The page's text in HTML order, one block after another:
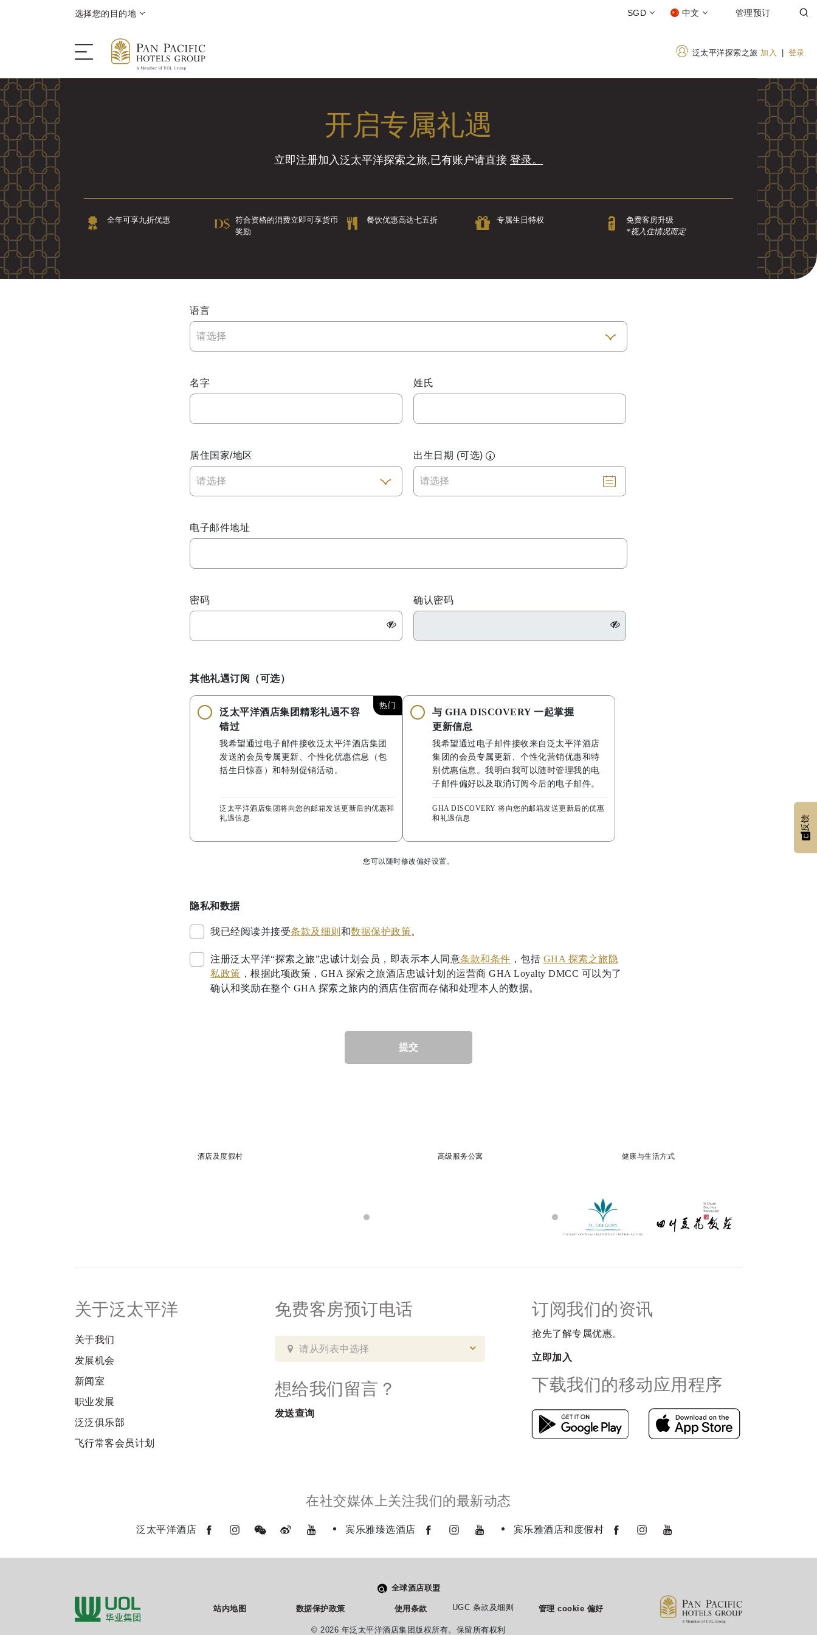
选择您的目的地 SGD 中文 管理预订
泛太平洋探索之旅 加入 | 登录
入住
目的地
优惠
会议和活动
庆典
开启专属礼遇
立即注册加入泛太平洋探索之旅,已有账户请直接 登录。
全年可享九折优惠
符合资格的消费立即可享货币
奖励
餐饮优惠高达七五折 专属生日特权
免费客房升级
*视入住情况而定
语言
请选择
名字 姓氏
居住国家/地区
请选择
出生日期 (可选)
电子邮件地址
密码 确认密码
其他礼遇订阅（可选）
热门
泛太平洋酒店集团精彩礼遇不容
错过
我希望通过电子邮件接收泛太平洋酒店集团
发送的会员专属更新、个性化优惠信息（包
括生日惊喜）和特别促销活动。
泛太平洋酒店集团将向您的邮箱发送更新后的优惠和
礼遇信息
与 GHA DISCOVERY 一起掌握
更新信息
我希望通过电子邮件接收来自泛太平洋酒店
集团的会员专属更新、个性化营销优惠和特
别优惠信息。我明白我可以随时管理我的电
子邮件偏好以及取消订阅今后的电子邮件。
GHA DISCOVERY 将向您的邮箱发送更新后的优惠
和礼遇信息
您可以随时修改偏好设置。
隐私和数据
我已经阅读并接受条款及细则 和数据保护政策。
注册泛太平洋“探索之旅”忠诚计划会员，即表示本人同意条款和条件 ，包括 GHA 探索之旅隐
私政策 ，根据此项政策，GHA 探索之旅酒店忠诚计划的运营商 GHA Loyalty DMCC 可以为了
确认和奖励在整个 GHA 探索之旅内的酒店住宿而存储和处理本人的数据。
提交
酒店及度假村 高级服务公寓 健康与生活方式
关于泛太平洋
关于我们
发展机会
新闻室
职业发展
泛泛俱乐部
飞行常客会员计划
免费客房预订电话
请从列表中选择
想给我们留言？
发送查询
订阅我们的资讯
抢先了解专属优惠。
立即加入
下载我们的移动应用程序
在社交媒体上关注我们的最新动态
泛太平洋酒店 宾乐雅臻选酒店 宾乐雅酒店和度假村
全球酒店联盟
站内地图 数据保护政策 使用条款 UGC 条款及细则 管理 cookie 偏好
© 2026 年泛太平洋酒店集团版权所有。保留所有权利
反馈